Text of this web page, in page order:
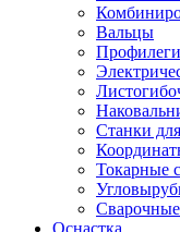
Вальцы
Станки
Токарные
Оснастка